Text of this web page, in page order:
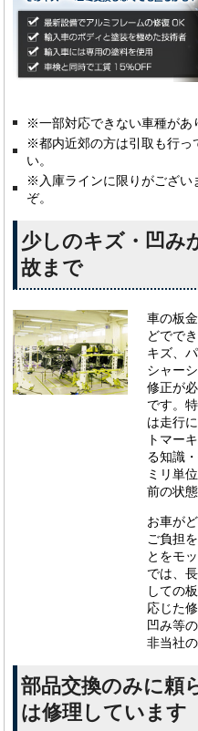
※一部対応できない車種があ
※都内近郊の方は引取も行っ
い。
※入庫ラインに限りがござい
ぞ。
少しのキズ・凹み
故まで
車の板
どでで
キズ、
シャー
修正が
です。
は走行
トマー
る知識
ミリ単
前の状
お車が
ご負担
とをモ
では、
しての
応じた
凹み等
非当社
部品交換のみに頼
は修理しています